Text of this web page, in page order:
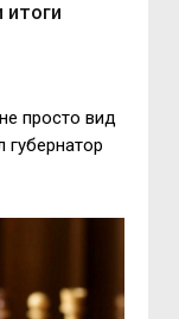
итоги
просто вид
губернатор